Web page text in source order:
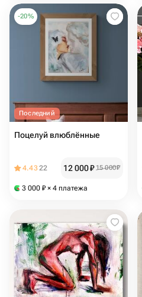
-20%
Последний
Поцелуй влюблённые
4.4322 12 000₽ 15 000₽
3 000 ₽ × 4 платежа